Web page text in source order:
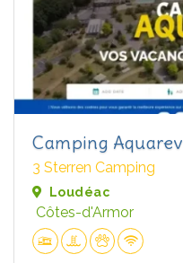
Camping Aquarev
3 Sterren Camping
Loudéac
Côtes-d'Armor